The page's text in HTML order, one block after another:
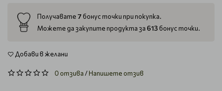
Получавате 7 бонус точки при покупка.
Можете да закупите продукта за 613 бонус точки.
Добави в желани
0 отзива/Напишете отзив